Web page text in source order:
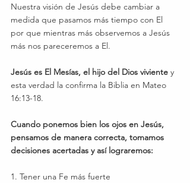
Nuestra visión de Jesús debe cambiar a
medida que pasamos más tiempo con El
por que mientras más observemos a Jesús
más nos pareceremos a El.
Jesús es El Mesías, el hijo del Dios viviente y
esta verdad la confirma la Biblia en Mateo
16:13-18.
Cuando ponemos bien los ojos en Jesús,
pensamos de manera correcta, tomamos
decisiones acertadas y así lograremos:
1. Tener una Fe más fuerte